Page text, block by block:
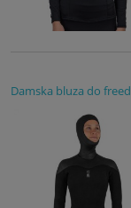
Damska bluza do